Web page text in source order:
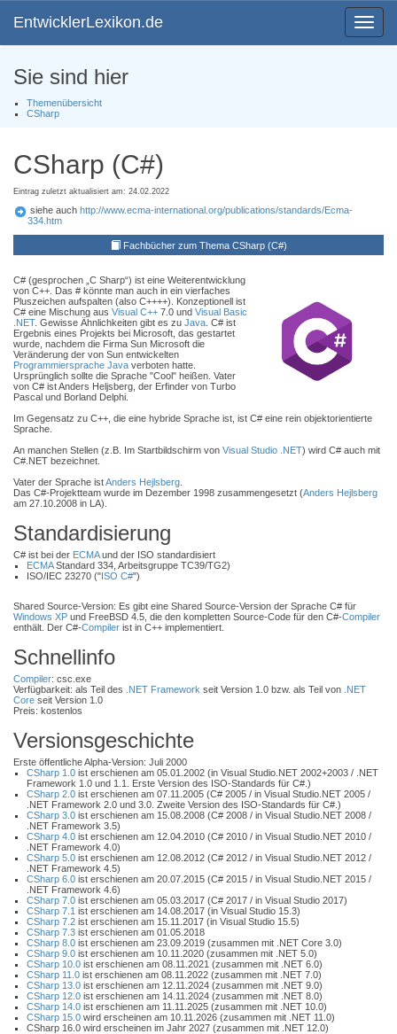
Toggle
EntwicklerLexikon.de
Sie sind hier
Themenübersicht
CSharp
CSharp (C#)
Eintrag zuletzt aktualisiert am: 24.02.2022
siehe auch http://www.ecma-international.org/publications/standards/Ecma-
334.htm
Fachbücher zum Thema CSharp (C#)
C# (gesprochen „C Sharp“) ist eine Weiterentwicklung
von C++. Das # könnte man auch in ein vierfaches
Pluszeichen aufspalten (also C++++). Konzeptionell ist
C# eine Mischung aus Visual C++ 7.0 und Visual Basic
.NET. Gewisse Ähnlichkeiten gibt es zu Java . C# ist
Ergebnis eines Projekts bei Microsoft, das gestartet
wurde, nachdem die Firma Sun Microsoft die
Veränderung der von Sun entwickelten
Programmiersprache Java verboten hatte.
Ursprünglich sollte die Sprache "Cool" heißen. Vater
von C# ist Anders Heljsberg, der Erfinder von Turbo
Pascal und Borland Delphi.
Im Gegensatz zu C++, die eine hybride Sprache ist, ist C# eine rein objektorientierte
Sprache.
An manchen Stellen (z.B. Im Startbildschirm von Visual Studio .NET) wird C# auch mit
C#.NET bezeichnet.
Vater der Sprache istAnders Hejlsberg
Das C#-Projektteam wurde im Dezember 1998 zusammengesetzt (Anders Hejlsberg
am 27.10.2008 in LA).
Standardisierung
C# ist bei der ECMAund der ISO standardisiert
ECMAStandard 334, Arbeitsgruppe TC39/TG2)
ISO/IEC 23270 ("ISO C#")
Shared Source-Version: Es gibt eine Shared Source-Version der Sprache C# für
Windows XP und FreeBSD 4.5, die den kompletten Source-Code für den C#-Compiler
enthält. Der C#-Compiler ist in C++ implementiert.
Schnellinfo
Compiler: csc.exe
Verfügbarkeit: als Teil des
.NET Framework seit Version 1.0 bzw. als Teil von .NET
Core seit Version 1.0
Preis: kostenlos
Versionsgeschichte
Erste öffentliche Alpha-Version: Juli 2000
CSharp 1.0 ist erschienen am 05.01.2002 (in Visual Studio.NET 2002+2003 / .NET
Framework 1.0 und 1.1. Erste Version des ISO-Standards für C#.)
CSharp 2.0 ist erschienen am 07.11.2005 (C# 2005 / in Visual Studio.NET 2005 /
.NET Framework 2.0 und 3.0. Zweite Version des ISO-Standards für C#.)
CSharp 3.0 ist erschienen am 15.08.2008 (C# 2008 / in Visual Studio.NET 2008 /
.NET Framework 3.5)
CSharp 4.0 ist erschienen am 12.04.2010 (C# 2010 / in Visual Studio.NET 2010 /
.NET Framework 4.0)
CSharp 5.0 ist erschienen am 12.08.2012 (C# 2012 / in Visual Studio.NET 2012 /
.NET Framework 4.5)
CSharp 6.0 ist erschienen am 20.07.2015 (C# 2015 / in Visual Studio.NET 2015 /
.NET Framework 4.6)
CSharp 7.0 ist erschienen am 05.03.2017 (C# 2017 / in Visual Studio 2017)
CSharp 7.1 ist erschienen am 14.08.2017 (in Visual Studio 15.3)
CSharp 7.2 ist erschienen am 15.11.2017 (in Visual Studio 15.5)
CSharp 7.3 ist erschienen am 01.05.2018
CSharp 8.0 ist erschienen am 23.09.2019 (zusammen mit .NET Core 3.0)
CSharp 9.0 ist erschienen am 10.11.2020 (zusammen mit .NET 5.0)
CSharp 10.0 ist erschienen am 08.11.2021 (zusammen mit .NET 6.0)
CSharp 11.0 ist erschienen am 08.11.2022 (zusammen mit .NET 7.0)
CSharp 13.0 ist erschienen am 12.11.2024 (zusammen mit .NET 9.0)
CSharp 12.0 ist erschienen am 14.11.2024 (zusammen mit .NET 8.0)
CSharp 14.0 ist erschienen am 11.11.2025 (zusammen mit .NET 10.0)
CSharp 15.0 wird erscheinen am 10.11.2026 (zusammen mit .NET 11.0)
CSharp 16.0 wird erscheinen im Jahr 2027 (zusammen mit .NET 12.0)